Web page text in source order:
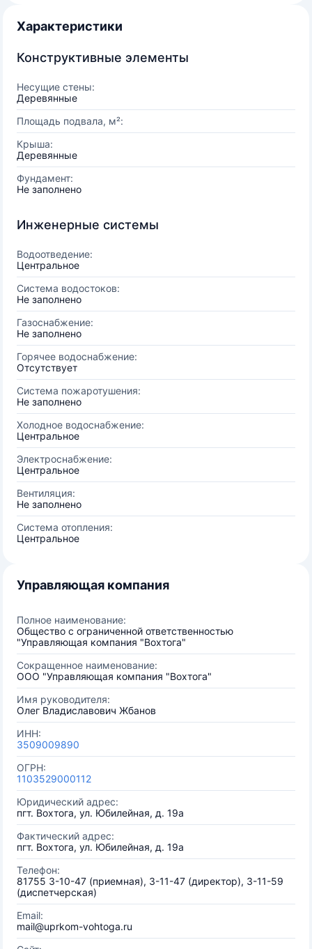
Характеристики
Конструктивные элементы
Несущие стены:
Деревянные
Площадь подвала, м²:
Крыша:
Деревянные
Фундамент:
Не заполнено
Инженерные системы
Водоотведение:
Центральное
Система водостоков:
Не заполнено
Газоснабжение:
Не заполнено
Горячее водоснабжение:
Отсутствует
Система пожаротушения:
Не заполнено
Холодное водоснабжение:
Центральное
Электроснабжение:
Центральное
Вентиляция:
Не заполнено
Система отопления:
Центральное
Управляющая компания
Полное наименование:
Общество с ограниченной ответственностью
"Управляющая компания "Вохтога"
Сокращенное наименование:
ООО "Управляющая компания "Вохтога"
Имя руководителя:
Олег Владиславович Жбанов
ИНН:
3509009890
ОГРН:
1103529000112
Юридический адрес:
пгт. Вохтога, ул. Юбилейная, д. 19а
Фактический адрес:
пгт. Вохтога, ул. Юбилейная, д. 19а
Телефон:
81755 3-10-47 (приемная), 3-11-47 (директор), 3-11-59
(диспетчерская)
Email:
mail@uprkom-vohtoga.ru